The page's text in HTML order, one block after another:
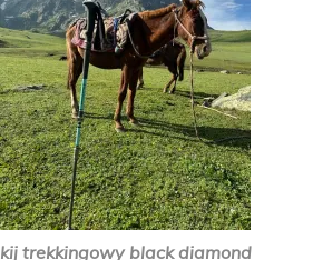
kij trekkingowy black diamond